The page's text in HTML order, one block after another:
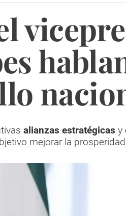
alianzas estratégicas y
mejorar la